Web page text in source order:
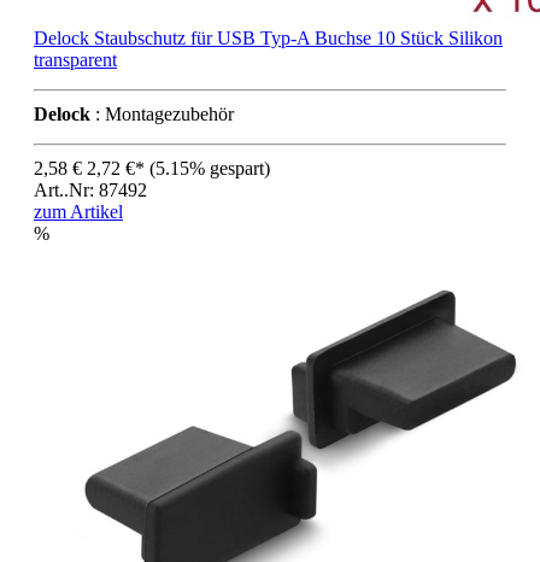
Delock Staubschutz für USB Typ-A Buchse 10 Stück Silikon
transparent
Delock : Montagezubehör
2,58 € 2,72 €* (5.15% gespart)
Art..Nr: 87492
zum Artikel
%